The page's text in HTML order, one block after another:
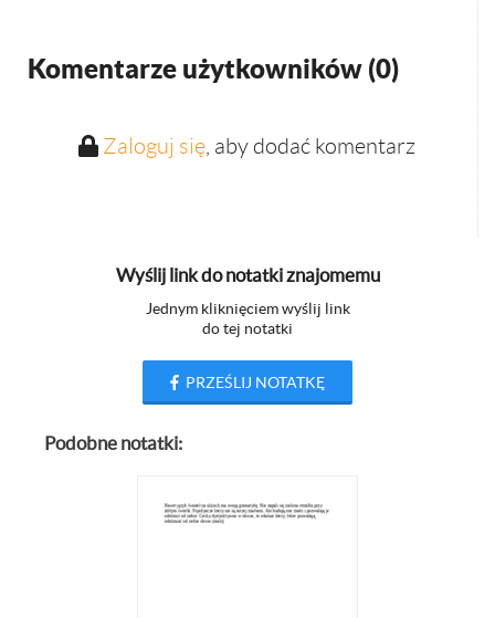
Komentarze użytkowników (0)
Zaloguj się, aby dodać komentarz
Wyślij link do notatki znajomemu
Jednym kliknięciem wyślij link
do tej notatki
PRZEŚLIJ NOTATKĘ
Podobne notatki: